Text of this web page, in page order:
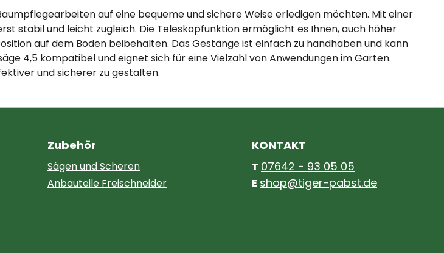
auf eine bequeme und sichere Weise erledigen möchten. Mit einer
stabil und leicht zugleich. Die Teleskopfunktion ermöglicht es Ihnen, auch höher
auf dem Boden beibehalten. Das Gestänge ist einfach zu handhaben und kann
4,5 kompatibel und eignet sich für eine Vielzahl von Anwendungen im Garten.
und sicherer zu gestalten.
Zubehör
Sägen und Scheren
Anbauteile Freischneider
KONTAKT
T 07642 - 93 05 05
E shop@tiger-pabst.de